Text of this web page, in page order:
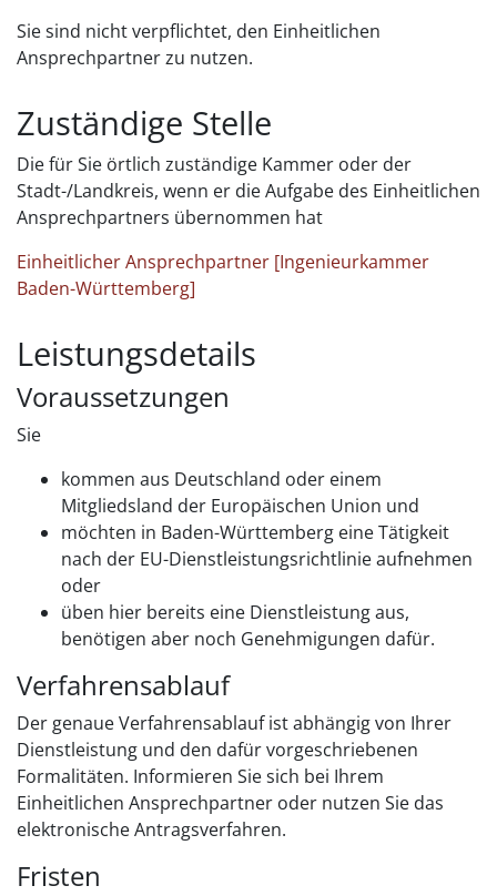
Sie sind nicht verpflichtet, den Einheitlichen
Ansprechpartner zu nutzen.
Zuständige Stelle
Die für Sie örtlich zuständige Kammer oder der
Stadt-/Landkreis, wenn er die Aufgabe des Einheitlichen
Ansprechpartners übernommen hat
Einheitlicher Ansprechpartner [Ingenieurkammer
Baden-Württemberg]
Leistungsdetails
Voraussetzungen
Sie
kommen aus Deutschland oder einem
Mitgliedsland der Europäischen Union und
möchten in Baden-Württemberg eine Tätigkeit
nach der EU-Dienstleistungsrichtlinie aufnehmen
oder
üben hier bereits eine Dienstleistung aus,
benötigen aber noch Genehmigungen dafür.
Verfahrensablauf
Der genaue Verfahrensablauf ist abhängig von Ihrer
Dienstleistung und den dafür vorgeschriebenen
Formalitäten. Informieren Sie sich bei Ihrem
Einheitlichen Ansprechpartner oder nutzen Sie das
elektronische Antragsverfahren.
Fristen